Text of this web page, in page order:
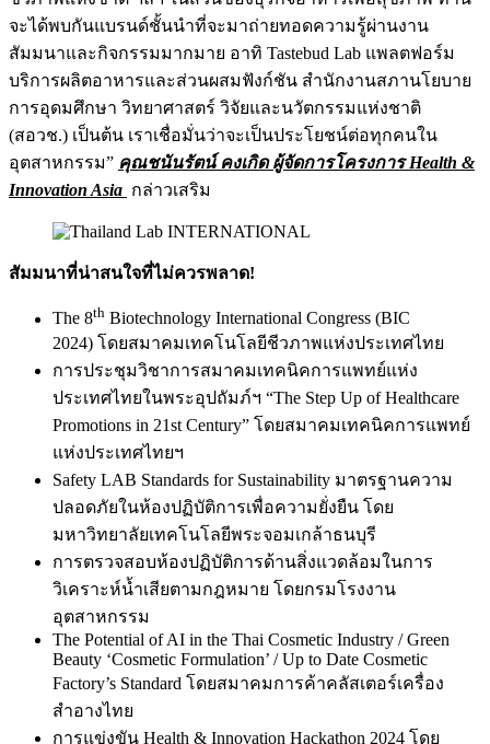
จะได้พบกันแบรนด์ชั้นนำที่จะมาถ่ายทอดความรู้ผ่านงาน
สัมมนาและกิจกรรมมากมาย อาทิ Tastebud Lab แพลตฟอร์ม
บริการผลิตอาหารและส่วนผสมฟังก์ชัน สำนักงานสภานโยบาย
การอุดมศึกษา วิทยาศาสตร์ วิจัยและนวัตกรรมแห่งชาติ
(สอวช.) เป็นต้น เราเชื่อมั่นว่าจะเป็นประโยชน์ต่อทุกคนใน
อุตสาหกรรม” คุณชนันรัตน์ คงเกิด ผู้จัดการโครงการHealth &
Innovation Asia กล่าวเสริม
สัมมนาที่น่าสนใจที่ไม่ควรพลาด!
The 8th Biotechnology International Congress (BIC
2024) โดยสมาคมเทคโนโลยีชีวภาพแห่งประเทศไทย
การประชุมวิชาการสมาคมเทคนิคการแพทย์แห่ง
ประเทศไทยในพระอุปถัมภ์ฯ “The Step Up of Healthcare
Promotions in 21st Century” โดยสมาคมเทคนิคการแพทย์
แห่งประเทศไทยฯ
Safety LAB Standards for Sustainability มาตรฐานความ
ปลอดภัยในห้องปฏิบัติการเพื่อความยั่งยืน โดย
มหาวิทยาลัยเทคโนโลยีพระจอมเกล้าธนบุรี
การตรวจสอบห้องปฏิบัติการด้านสิ่งแวดล้อมในการ
วิเคราะห์น้ำเสียตามกฎหมาย โดยกรมโรงงาน
อุตสาหกรรม
The Potential of AI in the Thai Cosmetic Industry / Green
Beauty ‘Cosmetic Formulation’ / Up to Date Cosmetic
Factory’s Standard โดยสมาคมการค้าคลัสเตอร์เครื่อง
สำอางไทย
การแข่งขัน Health & Innovation Hackathon 2024 โดย